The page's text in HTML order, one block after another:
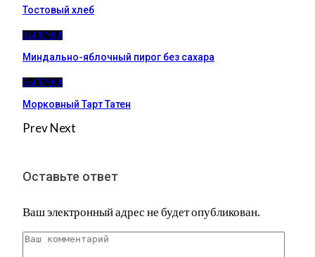
Тостовый хлеб
ВЫПЕЧКА
Миндально-яблочный пирог без сахара
ВЫПЕЧКА
Морковный Тарт Татен
PrevNext
Оставьте ответ
Ваш электронный адрес не будет опубликован.